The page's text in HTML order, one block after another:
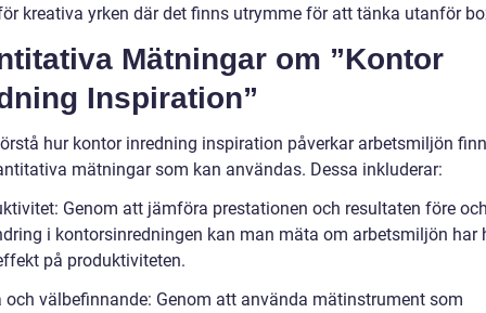
kreativa yrken där det finns utrymme för att tänka utanför
Mätningar om ”Kontor
Inspiration”
hur kontor inredning inspiration påverkar arbetsmiljön
mätningar som kan användas. Dessa inkluderar:
Genom att jämföra prestationen och resultaten före
i kontorsinredningen kan man mäta om arbetsmiljön har
på produktiviteten.
och välbefinnande: Genom att använda mätinstrument som